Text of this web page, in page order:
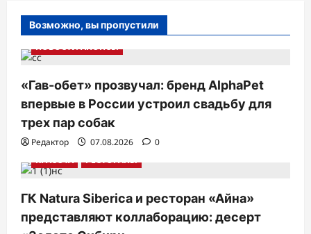
Возможно, вы пропустили
НОВОСТИ АНОНСЫ
«Гав-обет» прозвучал: бренд AlphaPet
впервые в России устроил свадьбу для
трех пар собак
Редактор 07.08.2026
0
КРАСОТА
РЕСТОРАНЫ
ГК Natura Siberica и ресторан «Айна»
представляют коллаборацию: десерт